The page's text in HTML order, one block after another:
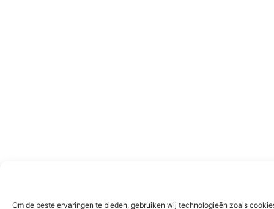
Om de beste ervaringen te bieden, gebruiken wij technologieën zoals